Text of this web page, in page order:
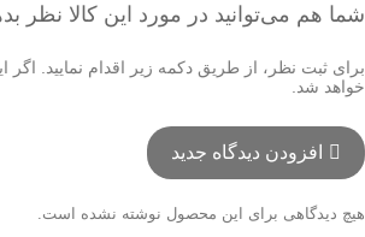
شما هم می‌توانید در مورد این کالا نظر
برای ثبت نظر، از طریق دکمه زیر اقدام نمایید.
خواهد شد.
افزودن دیدگاه جدید
هیچ دیدگاهی برای این محصول نوشته نشده است.